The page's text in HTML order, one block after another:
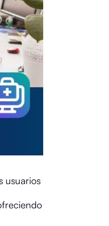
usuarios